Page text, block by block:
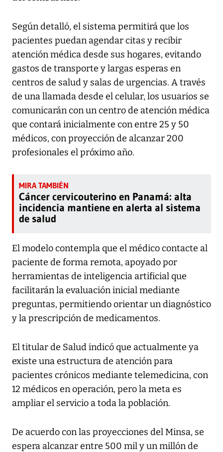
Según detalló, el sistema permitirá que los
pacientes puedan agendar citas y recibir
atención médica desde sus hogares, evitando
gastos de transporte y largas esperas en
centros de salud y salas de urgencias. A través
de una llamada desde el celular, los usuarios se
comunicarán con un centro de atención médica
que contará inicialmente con entre 25 y 50
médicos, con proyección de alcanzar 200
profesionales el próximo año.
Cáncer cervicouterino en Panamá: alta
incidencia mantiene en alerta al sistema
de salud
El modelo contempla que el médico contacte al
paciente de forma remota, apoyado por
herramientas de inteligencia artificial que
facilitarán la evaluación inicial mediante
preguntas, permitiendo orientar un diagnóstico
y la prescripción de medicamentos.
El titular de Salud indicó que actualmente ya
existe una estructura de atención para
pacientes crónicos mediante telemedicina, con
12 médicos en operación, pero la meta es
ampliar el servicio a toda la población.
De acuerdo con las proyecciones del Minsa, se
espera alcanzar entre 500 mil y un millón de